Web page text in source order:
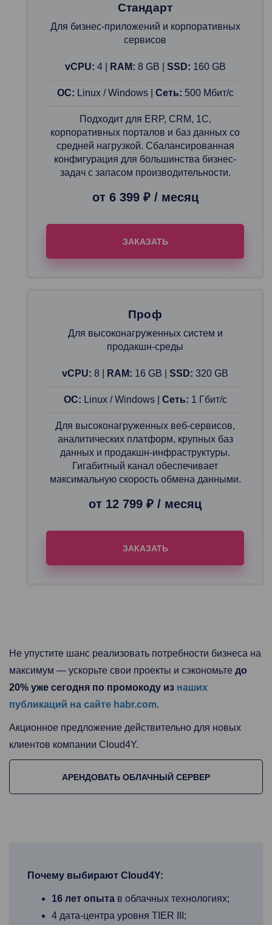
Стандарт
Для бизнес-приложений и корпоративных
сервисов
vCPU: 4 | RAM: 8 GB | SSD: 160 GB
ОС: Linux / Windows | Сеть: 500 Мбит/с
Подходит для ERP, CRM, 1С,
корпоративных порталов и баз данных со
средней нагрузкой. Сбалансированная
конфигурация для большинства бизнес-
задач с запасом производительности.
от 6 399 ₽ / месяц
ЗАКАЗАТЬ
Проф
Для высоконагруженных систем и
продакшн-среды
vCPU: 8 | RAM: 16 GB | SSD: 320 GB
ОС: Linux / Windows | Сеть: 1 Гбит/с
Для высоконагруженных веб-сервисов,
аналитических платформ, крупных баз
данных и продакшн-инфраструктуры.
Гигабитный канал обеспечивает
максимальную скорость обмена данными.
от 12 799 ₽ / месяц
ЗАКАЗАТЬ
Не упустите шанс реализовать потребности бизнеса на
максимум — ускорьте свои проекты и сэкономьте до
20% уже сегодня по промокоду из наших
публикаций на сайте habr.com.
Акционное предложение действительно для новых
клиентов компании Cloud4Y.
АРЕНДОВАТЬ ОБЛАЧНЫЙ СЕРВЕР
Почему выбирают Cloud4Y:
16 лет опыта в облачных технологиях;
4 дата-центра уровня TIER III;